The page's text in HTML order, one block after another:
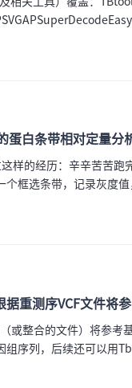
共线性分析（Synteny
for all, all for one”
：https://github.com/
share.feijipan.com/
后一公里”注释优化。
人工校正输出标准化示
。实现从 HiFi 原始数
细胞器 reads降低计算
HTML 报告：GC 含
较基因组细胞器基因
Communications,
article/pii/
蛋白条带相对定量分
样的经历：辛辛苦苦
框选条带，记录灰度
信息学研究者，我一直
搞一个这个东西还花不
据重测序VCF文件将
或整合的文件）将参
组序列，后续还可以用
以作为Tbtools插件，